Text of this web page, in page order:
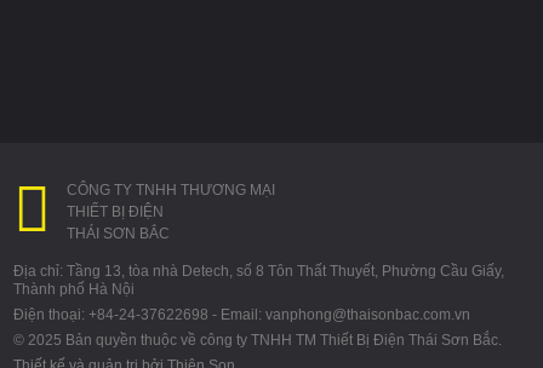
CÔNG TY TNHH THƯƠNG MẠI
THIẾT BỊ ĐIỆN
THÁI SƠN BẮC
Địa chỉ: Tầng 13, tòa nhà Detech, số 8 Tôn Thất Thuyết, Phường Cầu Giấy,
Thành phố Hà Nội
Điện thoại: +84-24-37622698 - Email: vanphong@thaisonbac.com.vn
© 2025 Bản quyền thuộc về công ty TNHH TM Thiết Bị Điện Thái Sơn Bắc.